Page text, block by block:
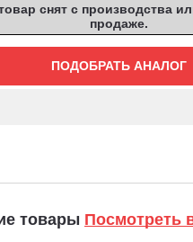
снят с производства
продаже.
ПОДОБРАТЬ АНАЛОГ
товары Посмотреть